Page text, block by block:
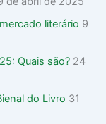
literário 9
Quais são? 24
do Livro 31